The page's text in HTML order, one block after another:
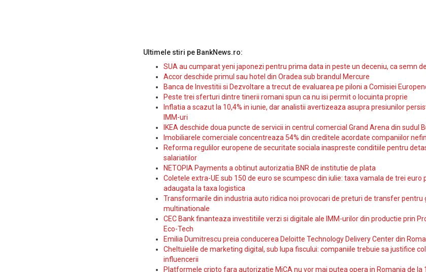
Ultimele stiri pe BankNews.ro:
SUA au cumparat yeni japonezi pentru prima data in peste un deceniu, ca semn
Accor deschide primul sau hotel din Oradea sub brandul Mercure
Banca de Investitii si Dezvoltare a trecut de evaluarea pe piloni a Comisiei
Peste trei sferturi dintre tinerii romani spun ca nu isi permit o locuinta proprie
Inflatia a scazut la 10,4% in iunie, dar analistii avertizeaza asupra presiunilor
IMM-uri
IKEA deschide doua puncte de servicii in centrul comercial Grand Arena din sudul
Imobiliarele comerciale concentreaza 54% din creditele acordate companiilor
Reforma regulilor europene de securitate sociala inaspreste conditiile pentru
salariatilor
NETOPIA Payments a obtinut autorizatia BNR de institutie de plata
Coletele extra-UE sub 150 de euro se scumpesc din iulie: taxa vamala de trei euro
adaugata la taxa logistica
Transformarile din industria auto ridica noi provocari de preturi de transfer pentru
multinationale
CEC Bank finanteaza investitiile verzi si digitale ale IMM-urilor din productie prin
Eco-Tech
Emilia Dumitrescu preia conducerea Deloitte Technology Delivery Center din
Cheltuielile de marketing digital, sub lupa fiscului: companiile trebuie sa justifice
influencerii
Platformele cripto fara autorizatie MiCA nu vor mai putea opera in Romania de la